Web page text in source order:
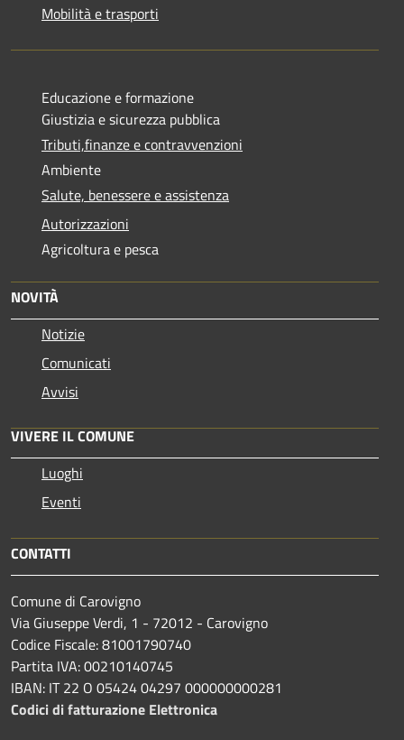
Mobilità e trasporti
Educazione e formazione
Giustizia e sicurezza pubblica
Tributi,finanze e contravvenzioni
Ambiente
Salute, benessere e assistenza
Autorizzazioni
Agricoltura e pesca
NOVITÀ
Notizie
Comunicati
Avvisi
VIVERE IL COMUNE
Luoghi
Eventi
CONTATTI
Comune di Carovigno
Via Giuseppe Verdi, 1 - 72012 - Carovigno
Codice Fiscale: 81001790740
Partita IVA: 00210140745
IBAN: IT 22 O 05424 04297 000000000281
Codici di fatturazione Elettronica